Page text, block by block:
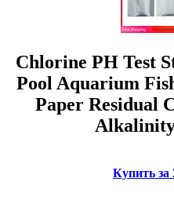
Chlorine PH Test
Pool Aquarium
Paper Residual
Купить за